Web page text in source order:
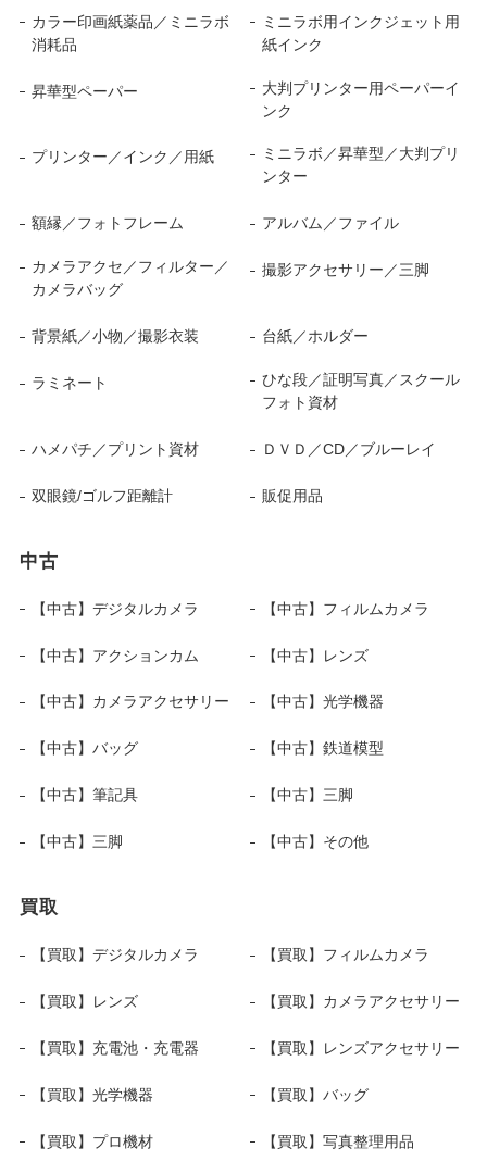
カラー印画紙薬品／ミニラボ
消耗品
ミニラボ用インクジェット用
紙インク
昇華型ペーパー
大判プリンター用ペーパーイ
ンク
プリンター／インク／用紙
ミニラボ／昇華型／大判プリ
ンター
額縁／フォトフレーム アルバム／ファイル
カメラアクセ／フィルター／
カメラバッグ
撮影アクセサリー／三脚
背景紙／小物／撮影衣装 台紙／ホルダー
ラミネート
ひな段／証明写真／スクール
フォト資材
ハメパチ／プリント資材 ＤＶＤ／CD／ブルーレイ
双眼鏡/ゴルフ距離計 販促用品
中古
【中古】デジタルカメラ 【中古】フィルムカメラ
【中古】アクションカム 【中古】レンズ
【中古】カメラアクセサリー 【中古】光学機器
【中古】バッグ 【中古】鉄道模型
【中古】筆記具 【中古】三脚
【中古】三脚 【中古】その他
買取
【買取】デジタルカメラ 【買取】フィルムカメラ
【買取】レンズ 【買取】カメラアクセサリー
【買取】充電池・充電器 【買取】レンズアクセサリー
【買取】光学機器 【買取】バッグ
【買取】プロ機材 【買取】写真整理用品